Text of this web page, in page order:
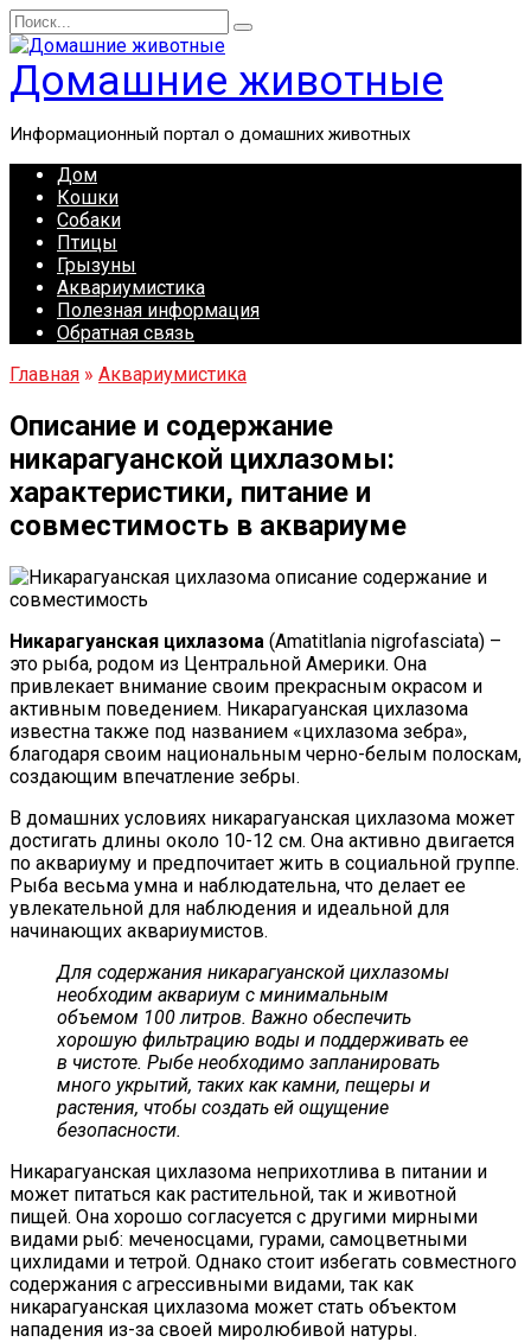
Перейти
к
содержанию
Search
for:
Домашние животные
Информационный портал о домашних животных
Дом
Кошки
Собаки
Птицы
Грызуны
Аквариумистика
Полезная информация
Обратная связь
Главная » Аквариумистика
Описание и содержание
никарагуанской цихлазомы:
характеристики, питание и
совместимость в аквариуме
Никарагуанская цихлазома (Amatitlania nigrofasciata) –
это рыба, родом из Центральной Америки. Она
привлекает внимание своим прекрасным окрасом и
активным поведением. Никарагуанская цихлазома
известна также под названием «цихлазома зебра»,
благодаря своим национальным черно-белым полоскам,
создающим впечатление зебры.
В домашних условиях никарагуанская цихлазома может
достигать длины около 10-12 см. Она активно двигается
по аквариуму и предпочитает жить в социальной группе.
Рыба весьма умна и наблюдательна, что делает ее
увлекательной для наблюдения и идеальной для
начинающих аквариумистов.
Для содержания никарагуанской цихлазомы
необходим аквариум с минимальным
объемом 100 литров. Важно обеспечить
хорошую фильтрацию воды и поддерживать ее
в чистоте. Рыбе необходимо запланировать
много укрытий, таких как камни, пещеры и
растения, чтобы создать ей ощущение
безопасности.
Никарагуанская цихлазома неприхотлива в питании и
может питаться как растительной, так и животной
пищей. Она хорошо согласуется с другими мирными
видами рыб: меченосцами, гурами, самоцветными
цихлидами и тетрой. Однако стоит избегать совместного
содержания с агрессивными видами, так как
никарагуанская цихлазома может стать объектом
нападения из-за своей миролюбивой натуры.